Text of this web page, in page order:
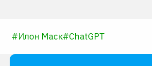
#Илон Маск#ChatGPT